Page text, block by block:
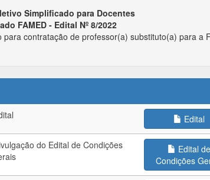
Simplificado para Docentes
FAMED - Edital Nº 8/2022
para contratação de professor(a) substituto(a) para a
Edital
do Edital de Condições
Edital de
Condições